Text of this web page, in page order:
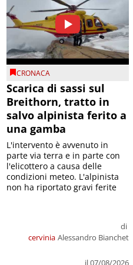
CRONACA
Scarica di sassi sul
Breithorn, tratto in
salvo alpinista ferito a
una gamba
cervinia
di
Alessandro Bianchet
il 07/08/2026
L'intervento è avvenuto in
parte via terra e in parte con
l'elicottero a causa delle
condizioni meteo. L'alpinista
non ha riportato gravi ferite